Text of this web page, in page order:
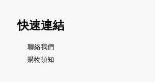
快速連結
聯絡我們
購物須知